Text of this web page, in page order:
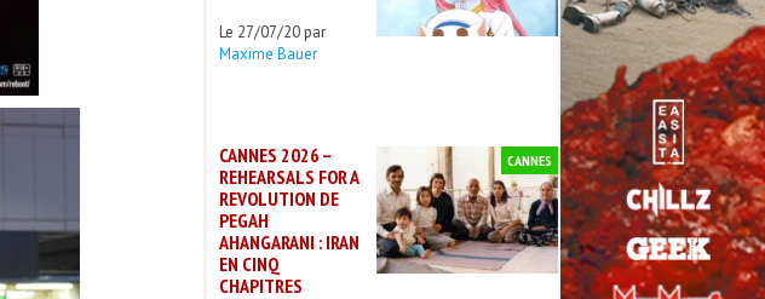
Le 27/07/20 par
Maxime Bauer
CANNES 2026 –
REHEARSALS FOR A
REVOLUTION DE
PEGAH
AHANGARANI : IRAN
EN CINQ
CHAPITRES
CANNES